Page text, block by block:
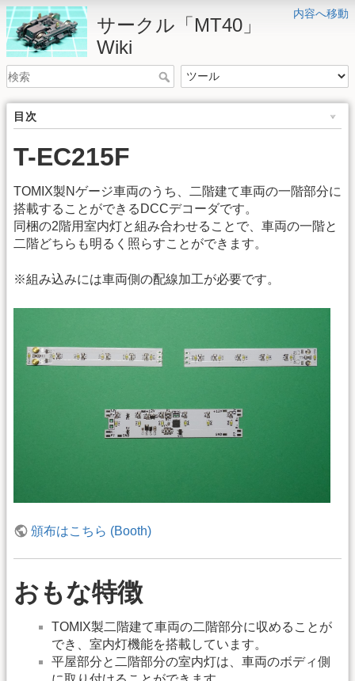
内容へ移動
サークル「MT40」
Wiki
目次
T-EC215F
TOMIX製Nゲージ車両のうち、二階建て車両の一階部分に
搭載することができるDCCデコーダです。
同梱の2階用室内灯と組み合わせることで、車両の一階と
二階どちらも明るく照らすことができます。
※組み込みには車両側の配線加工が必要です。
頒布はこちら (Booth)
おもな特徴
TOMIX製二階建て車両の二階部分に収めることが
でき、室内灯機能を搭載しています。
平屋部分と二階部分の室内灯は、車両のボディ側